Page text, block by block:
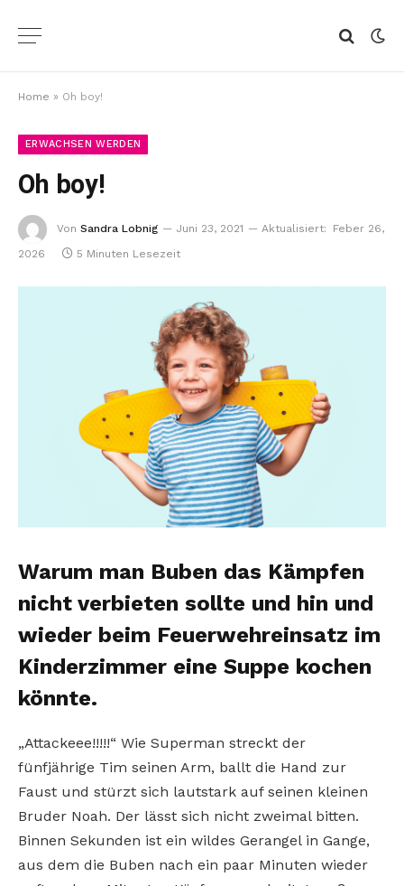
Home » Oh boy!
ERWACHSEN WERDEN
Oh boy!
Von Sandra Lobnig Juni 23, 2021 Aktualisiert:
Feber 26,
2026
5 Minuten Lesezeit
Warum man Buben das Kämpfen
nicht verbieten sollte und hin und
wieder beim Feuerwehreinsatz im
Kinderzimmer eine Suppe kochen
könnte.
„Attackeee!!!!!“ Wie Superman streckt der
fünfjährige Tim seinen Arm, ballt die Hand zur
Faust und stürzt sich lautstark auf seinen kleinen
Bruder Noah. Der lässt sich nicht zweimal bitten.
Binnen Sekunden ist ein wildes Gerangel in Gange,
aus dem die Buben nach ein paar Minuten wieder